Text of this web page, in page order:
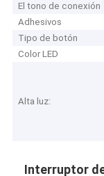
El tono de conexión
Adhesivos
Tipo de botón
Color LED
Alta luz:
Interruptor